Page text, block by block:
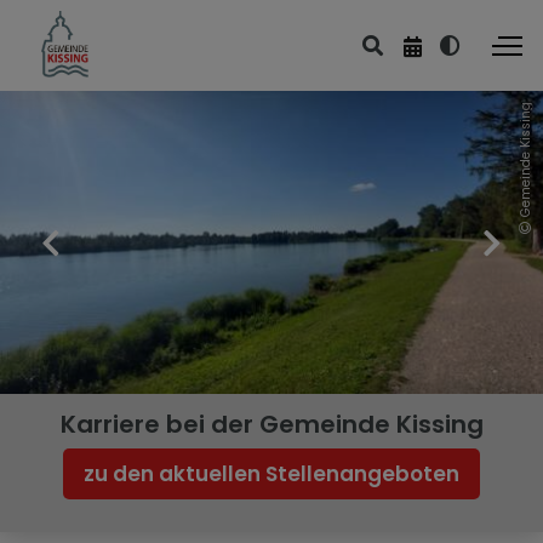
Gemeinde Kissing
Karriere bei der Gemeinde Kissing
zu den aktuellen Stellenangeboten